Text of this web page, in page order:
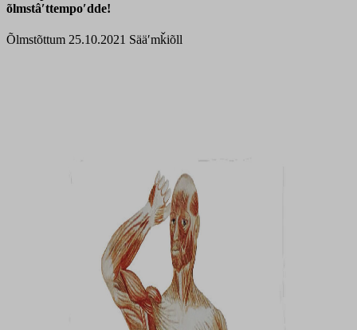
õlmstâʹttempoʹdde!
Õlmstõttum 25.10.2021 Sääʹmǩiõll